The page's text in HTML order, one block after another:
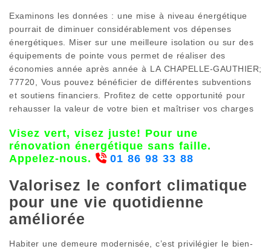
Examinons les données : une mise à niveau énergétique
pourrait de diminuer considérablement vos dépenses
énergétiques. Miser sur une meilleure isolation ou sur des
équipements de pointe vous permet de réaliser des
économies année après année à LA CHAPELLE-GAUTHIER;
77720, Vous pouvez bénéficier de différentes subventions
et soutiens financiers. Profitez de cette opportunité pour
rehausser la valeur de votre bien et maîtriser vos charges
Visez vert, visez juste! Pour une
rénovation énergétique sans faille.
Appelez-nous.
01 86 98 33 88
Valorisez le confort climatique
pour une vie quotidienne
améliorée
Habiter une demeure modernisée, c’est privilégier le bien-